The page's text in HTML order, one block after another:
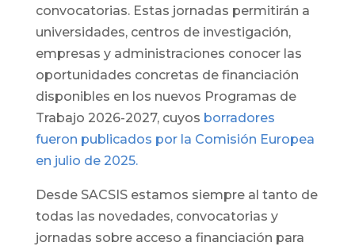
convocatorias. Estas jornadas permitirán a
universidades, centros de investigación,
empresas y administraciones conocer las
oportunidades concretas de financiación
disponibles en los nuevos Programas de
Trabajo 2026-2027, cuyos borradores
fueron publicados por la Comisión Europea
en julio de 2025.
Desde SACSIS estamos siempre al tanto de
todas las novedades, convocatorias y
jornadas sobre acceso a financiación para